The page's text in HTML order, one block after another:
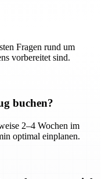
Fragen rund um
vorbereitet sind.
buchen?
2–4 Wochen im
optimal einplanen.